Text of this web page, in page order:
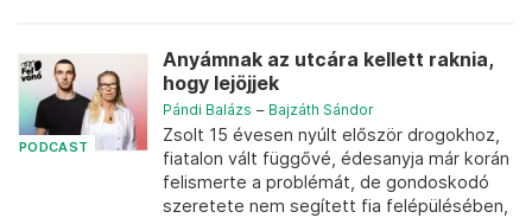
PODCAST
Anyámnak az utcára kellett raknia,
hogy lejöjjek
Pándi Balázs – Bajzáth Sándor
Zsolt 15 évesen nyúlt először drogokhoz,
fiatalon vált függővé, édesanyja már korán
felismerte a problémát, de gondoskodó
szeretete nem segített fia felépülésében,